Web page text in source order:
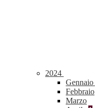
2024
Gennaio
Febbraio
Marzo